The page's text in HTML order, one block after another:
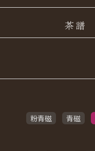
粉青磁
青磁